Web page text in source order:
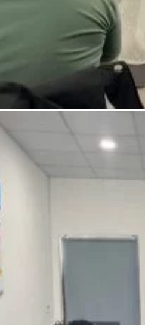
Hairstroke
Tóc Chuyên Nghiệp
Chuyên Nghiệp
Chuyên Nghiệp
– Uốn – Duỗi
Chuyên Ngành Nail
Và Massage Thư Giãn
Chăm Sóc Sắc Đẹp
Sóc Sắc Đẹp
Nghiệp
(Guitar Điện)